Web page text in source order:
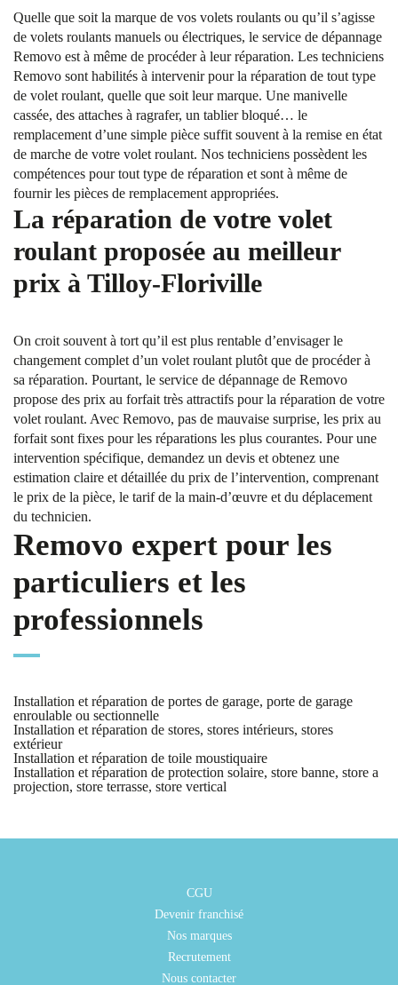
Quelle que soit la marque de vos volets roulants ou qu’il s’agisse
de volets roulants manuels ou électriques, le service de dépannage
Removo est à même de procéder à leur réparation. Les techniciens
Removo sont habilités à intervenir pour la réparation de tout type
de volet roulant, quelle que soit leur marque. Une manivelle
cassée, des attaches à ragrafer, un tablier bloqué… le
remplacement d’une simple pièce suffit souvent à la remise en état
de marche de votre volet roulant. Nos techniciens possèdent les
compétences pour tout type de réparation et sont à même de
fournir les pièces de remplacement appropriées.
La réparation de votre volet
roulant proposée au meilleur
prix à Tilloy-Floriville
On croit souvent à tort qu’il est plus rentable d’envisager le
changement complet d’un volet roulant plutôt que de procéder à
sa réparation. Pourtant, le service de dépannage de Removo
propose des prix au forfait très attractifs pour la réparation de votre
volet roulant. Avec Removo, pas de mauvaise surprise, les prix au
forfait sont fixes pour les réparations les plus courantes. Pour une
intervention spécifique, demandez un devis et obtenez une
estimation claire et détaillée du prix de l’intervention, comprenant
le prix de la pièce, le tarif de la main-d’œuvre et du déplacement
du technicien.
Removo expert pour les
particuliers et les
professionnels
Installation et réparation de portes de garage, porte de garage
enroulable ou sectionnelle
Installation et réparation de stores, stores intérieurs, stores
extérieur
Installation et réparation de toile moustiquaire
Installation et réparation de protection solaire, store banne, store a
projection, store terrasse, store vertical
CGU
Devenir franchisé
Nos marques
Recrutement
Nous contacter